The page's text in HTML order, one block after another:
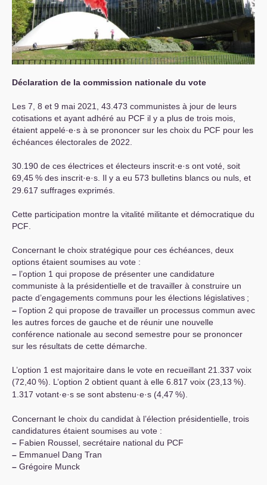
Déclaration de la commission nationale du vote
Les 7, 8 et 9 mai 2021, 43.473 communistes à jour de leurs
cotisations et ayant adhéré au PCF il y a plus de trois mois,
étaient appelé·e·s à se prononcer sur les choix du PCF pour les
échéances électorales de 2022.
30.190 de ces électrices et électeurs inscrit·e·s ont voté, soit
69,45% des inscrit·e·s. Il y a eu 573 bulletins blancs ou nuls, et
29.617 suffrages exprimés.
Cette participation montre la vitalité militante et démocratique du
PCF
Concernant le choix stratégique pour ces échéances, deux
options étaient soumises au vote :
– l’option 1 qui propose de présenter une candidature
communiste à la présidentielle et de travailler à construire un
pacte d’engagements communs pour les élections législatives ;
– l’option 2 qui propose de travailler un processus commun avec
les autres forces de gauche et de réunir une nouvelle
conférence nationale au second semestre pour se prononcer
sur les résultats de cette démarche.
L’option 1 est majoritaire dans le vote en recueillant 21.337 voix
(72,40%). L’option 2 obtient quant à elle 6.817 voix (23,13 %).
1.317 votant·e·s se sont abstenu·e·s (4,47 %).
Concernant le choix du candidat à l’élection présidentielle, trois
candidatures étaient soumises au vote :
– Fabien Roussel, secrétaire national du PCF
– Emmanuel Dang Tran
– Grégoire Munck